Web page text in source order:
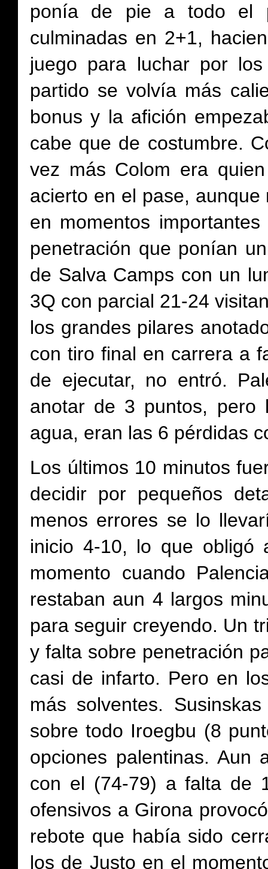
ponía de pie a todo el
culminadas en 2+1,
juego para luchar por
partido se volvía más
bonus y la afición
cabe que de costumbre.
vez más Colom era
acierto en el pase,
en momentos
penetración que ponían
de Salva Camps con un
3Q con parcial 21-24
los grandes pilares
con tiro final en carrera a
de ejecutar, no entró.
anotar de 3 puntos,
agua, eran las 6 pérdidas
Los últimos 10 minutos
decidir por pequeños
menos errores se lo
inicio 4-10, lo que obligó
momento cuando
restaban aun 4 largos
para seguir creyendo. Un
y falta sobre penetración
casi de infarto. Pero en
más solventes.
sobre todo Iroegbu (8
opciones palentinas. Aun
con el (74-79) a falta de
ofensivos a Girona
rebote que había sido
los de Justo en el